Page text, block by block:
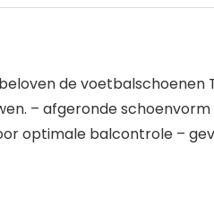
de voetbalschoenen
– afgeronde
optimale balcontrole –